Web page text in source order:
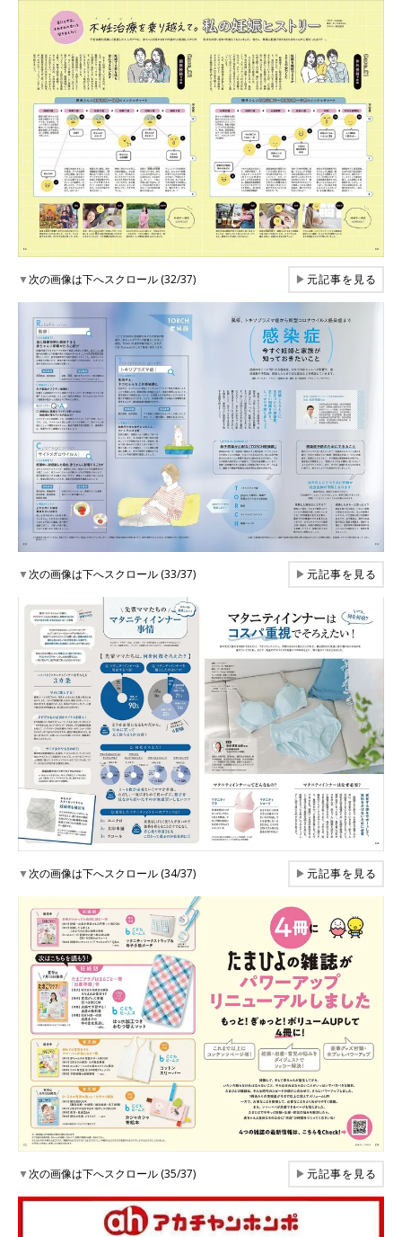
▼次の画像は下へスクロール (32/37) ▶元記事を見る
▼次の画像は下へスクロール (33/37) ▶元記事を見る
▼次の画像は下へスクロール (34/37) ▶元記事を見る
▼次の画像は下へスクロール (35/37) ▶元記事を見る